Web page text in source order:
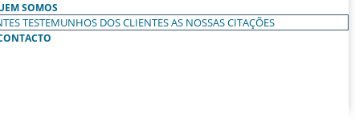
SOMOS
TESTEMUNHOS DOS CLIENTESAS NOSSAS CITAÇÕES